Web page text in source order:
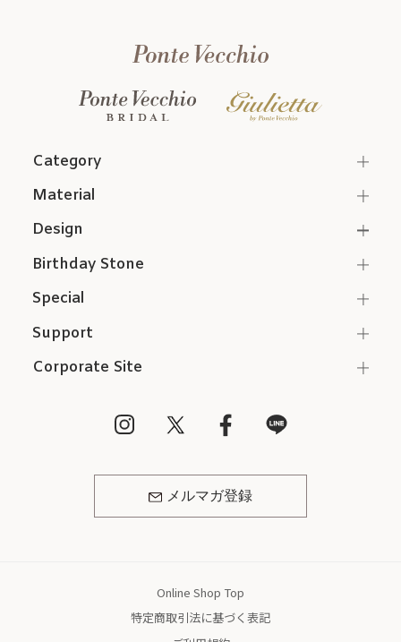
Category
Support
Corporate Site
メルマガ登録
Material
Design
Birthday Stone
Special
Online Shop Top
特定商取引法に基づく表記